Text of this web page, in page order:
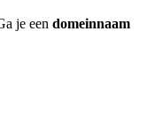
je een domeinnaam